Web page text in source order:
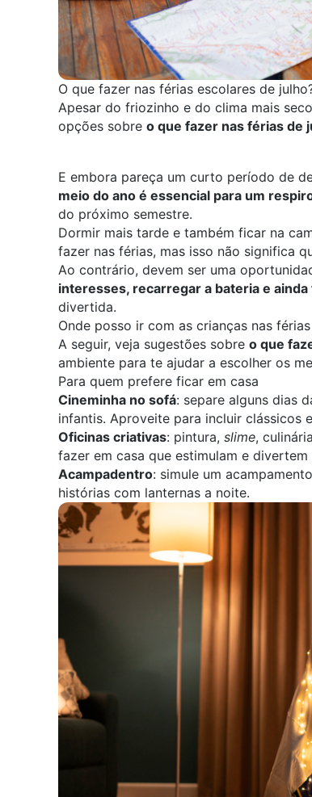
O que fazer nas férias escolares de
Apesar do friozinho e do clima mais
opções sobre o que fazer nas férias de
E embora pareça um curto período de
meio do ano é essencial para um
do próximo semestre.
Dormir mais tarde e também ficar na
fazer nas férias, mas isso não significa
Ao contrário, devem ser uma
interesses, recarregar a bateria e
divertida.
Onde posso ir com as crianças nas
A seguir, veja sugestões sobre o que
ambiente para te ajudar a escolher os
Para quem prefere ficar em casa
Cineminha no sofá: separe alguns dias
infantis. Aproveite para incluir clássicos
Oficinas criativas: pintura, slime,
fazer em casa que estimulam e divertem
Acampadentro: simule um
histórias com lanternas a noite.